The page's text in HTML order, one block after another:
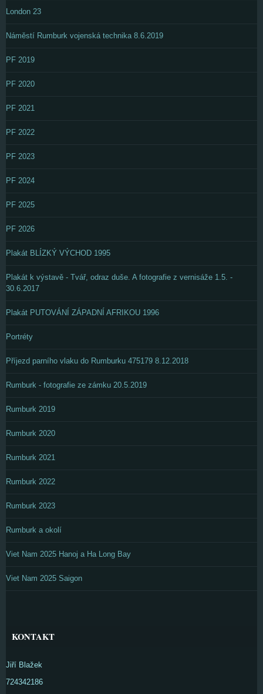
London 23
Náměstí Rumburk vojenská technika 8.6.2019
PF 2019
PF 2020
PF 2021
PF 2022
PF 2023
PF 2024
PF 2025
PF 2026
Plakát BLÍZKÝ VÝCHOD 1995
Plakát k výstavě - Tvář, odraz duše. A fotografie z vernisáže 1.5. -
30.6.2017
Plakát PUTOVÁNÍ ZÁPADNÍ AFRIKOU 1996
Portréty
Příjezd parního vlaku do Rumburku 475179 8.12.2018
Rumburk - fotografie ze zámku 20.5.2019
Rumburk 2019
Rumburk 2020
Rumburk 2021
Rumburk 2022
Rumburk 2023
Rumburk a okolí
Viet Nam 2025 Hanoj a Ha Long Bay
Viet Nam 2025 Saigon
KONTAKT
Jiří Blažek
724342186